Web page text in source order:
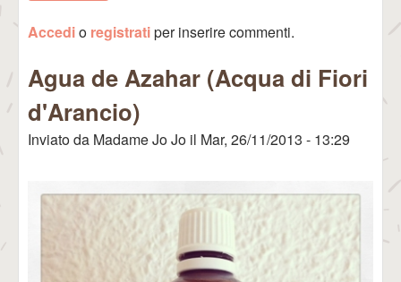
Accedio registratiper inserire commenti.
Agua de Azahar (Acqua di Fiori
d'Arancio)
Inviato da Madame Jo Jo il Mar, 26/11/2013 - 13:29